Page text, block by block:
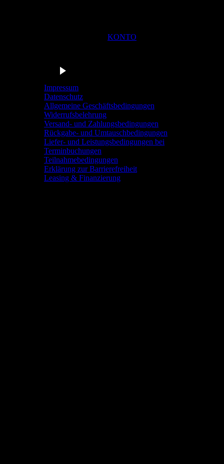
KONTO
Impressum
Datenschutz
Allgemeine Geschäftsbedingungen
Widerrufsbelehrung
Versand- und Zahlungsbedingungen
Rückgabe- und Umtauschbedingungen
Liefer- und Leistungsbedingungen bei
Terminbuchungen
Teilnahmebedingungen
Erklärung zur Barrierefreiheit
Leasing & Finanzierung